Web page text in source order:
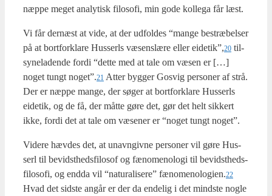
næp­pe meget ana­ly­tisk filo­so­fi, min gode kol­le­ga får læst.
Vi får der­næst at vide, at der udfol­des “man­ge bestræ­bel­ser
på at bort­for­kla­re Hus­serls væsenslæ­re eller eidetik”,20 til­
sy­ne­la­den­de for­di “det­te med at tale om væsen er […]
noget tungt noget”.21 Atter byg­ger Gosvig per­so­ner af strå.
Der er næp­pe man­ge, der søger at bort­for­kla­re Hus­serls
eide­tik, og de få, der måt­te gøre det, gør det helt sik­kert
ikke, for­di det at tale om væse­ner er “noget tungt noget”.
Vide­re hæv­des det, at unavn­giv­ne per­so­ner vil gøre Hus­
serl til bevidst­heds­fi­lo­sof og fæno­meno­lo­gi til bevidst­heds­
fi­lo­so­fi, og end­da vil “natu­ra­li­se­re” fænomenologien.22
Hvad det sid­ste angår er der da ende­lig i det mind­ste nog­le